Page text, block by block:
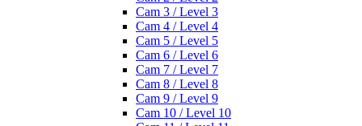
Cam 3 / Level 3
Cam 4 / Level 4
Cam 5 / Level 5
Cam 6 / Level 6
Cam 7 / Level 7
Cam 8 / Level 8
Cam 9 / Level 9
Cam 10 / Level 10